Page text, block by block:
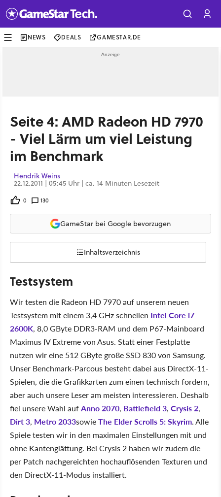
NEWS DEALS GAMESTAR.DE
Seite 4: AMD Radeon HD 7970
- Viel Lärm um viel Leistung
im Benchmark
Hendrik Weins
22.12.2011 | 05:45 Uhr | ca. 14 Minuten Lesezeit
0 130
GameStar bei Google bevorzugen
Inhaltsverzeichnis
Testsystem
Wir testen die Radeon HD 7970 auf unserem neuen
Testsystem mit einem 3,4 GHz schnellen Intel Core i7
2600K, 8,0 GByte DDR3-RAM und dem P67-Mainboard
Maximus IV Extreme von Asus. Statt einer Festplatte
nutzen wir eine 512 GByte große SSD 830 von Samsung.
Unser Benchmark-Parcous besteht dabei aus DirectX-11-
Spielen, die die Grafikkarten zum einen technisch fordern,
aber auch unsere Leser am meisten interessieren. Deshalb
fiel unsere Wahl aufAnno 2070, Battlefield 3, Crysis 2,
Dirt 3, Metro 2033sowieThe Elder Scrolls 5: Skyrim. Alle
Spiele testen wir in den maximalen Einstellungen mit und
ohne Kantenglättung. Bei Crysis 2 haben wir zudem die
per Patch nachgereichten hochauflösenden Texturen und
den DirectX-11-Modus installiert.